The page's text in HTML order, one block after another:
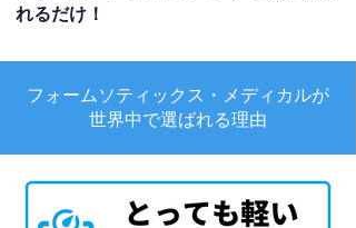
れるだけ！
フォームソティックス・メディカルが
世界中で選ばれる理由